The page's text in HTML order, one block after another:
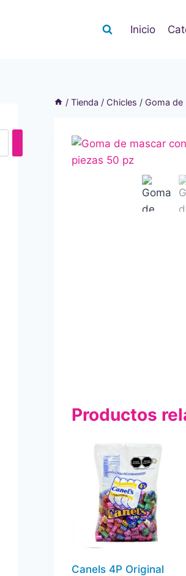
Inicio
/ Tienda / Chicles / Goma
Productos
Canels 4P Original